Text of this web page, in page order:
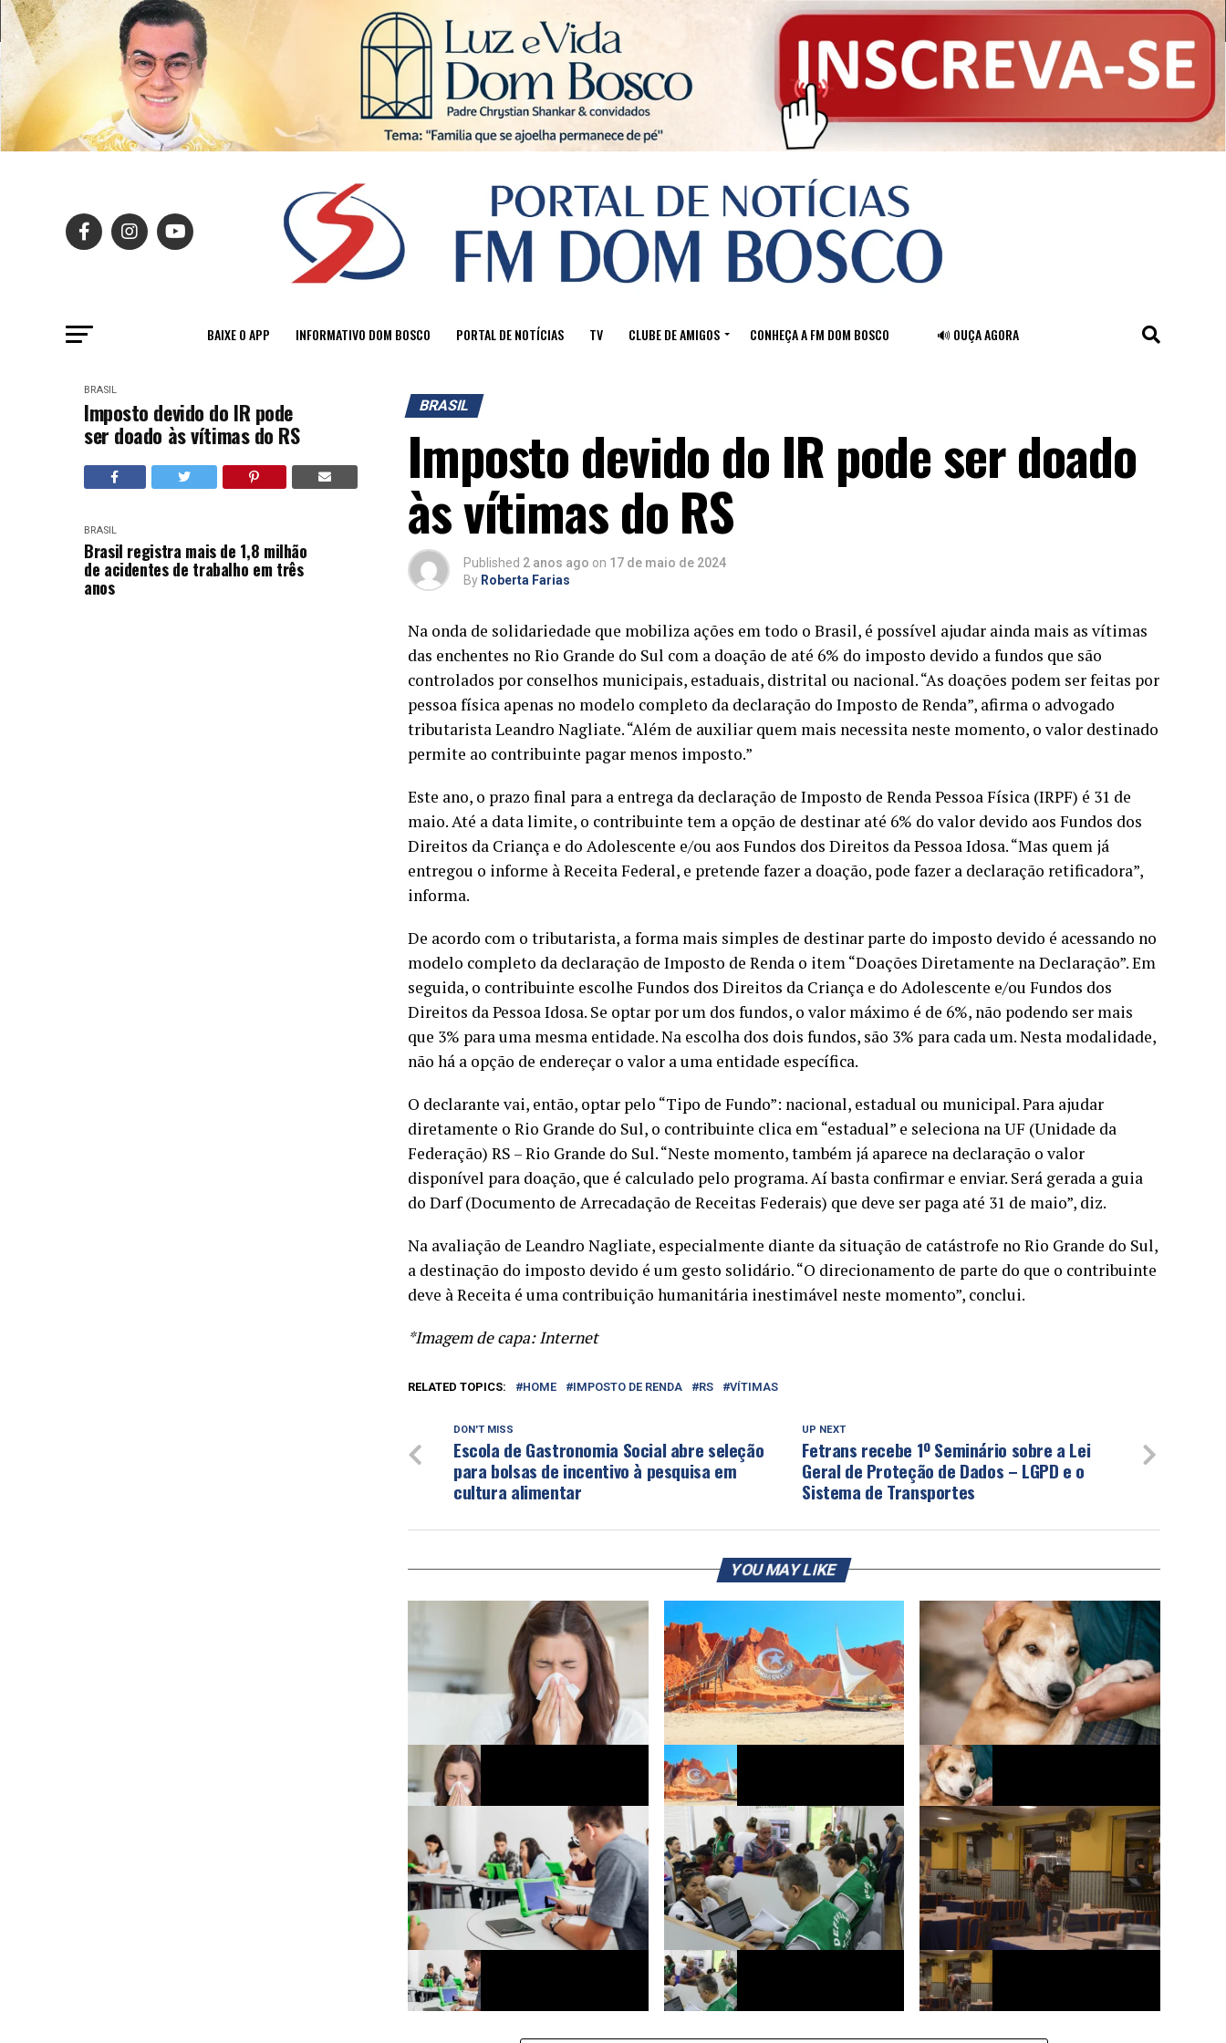
BAIXE O APP INFORMATIVO DOM BOSCO PORTAL DE NOTÍCIAS TV CLUBE DE AMIGOS CONHEÇA A FM DOM BOSCO 🔊 OUÇA AGORA
BRASIL
Imposto devido do IR pode
ser doado às vítimas do RS
BRASIL
Brasil registra mais de 1,8 milhão
de acidentes de trabalho em três
anos
BRASIL
Imposto devido do IR pode ser doado
às vítimas do RS
Published 2 anos ago on 17 de maio de 2024
By Roberta Farias
Na onda de solidariedade que mobiliza ações em todo o Brasil, é possível ajudar ainda mais as vítimas
das enchentes no Rio Grande do Sul com a doação de até 6% do imposto devido a fundos que são
controlados por conselhos municipais, estaduais, distrital ou nacional. “As doações podem ser feitas por
pessoa física apenas no modelo completo da declaração do Imposto de Renda”, afirma o advogado
tributarista Leandro Nagliate. “Além de auxiliar quem mais necessita neste momento, o valor destinado
permite ao contribuinte pagar menos imposto.”
Este ano, o prazo final para a entrega da declaração de Imposto de Renda Pessoa Física (IRPF) é 31 de
maio. Até a data limite, o contribuinte tem a opção de destinar até 6% do valor devido aos Fundos dos
Direitos da Criança e do Adolescente e/ou aos Fundos dos Direitos da Pessoa Idosa. “Mas quem já
entregou o informe à Receita Federal, e pretende fazer a doação, pode fazer a declaração retificadora”,
informa.
De acordo com o tributarista, a forma mais simples de destinar parte do imposto devido é acessando no
modelo completo da declaração de Imposto de Renda o item “Doações Diretamente na Declaração”. Em
seguida, o contribuinte escolhe Fundos dos Direitos da Criança e do Adolescente e/ou Fundos dos
Direitos da Pessoa Idosa. Se optar por um dos fundos, o valor máximo é de 6%, não podendo ser mais
que 3% para uma mesma entidade. Na escolha dos dois fundos, são 3% para cada um. Nesta modalidade,
não há a opção de endereçar o valor a uma entidade específica.
O declarante vai, então, optar pelo “Tipo de Fundo”: nacional, estadual ou municipal. Para ajudar
diretamente o Rio Grande do Sul, o contribuinte clica em “estadual” e seleciona na UF (Unidade da
Federação) RS – Rio Grande do Sul. “Neste momento, também já aparece na declaração o valor
disponível para doação, que é calculado pelo programa. Aí basta confirmar e enviar. Será gerada a guia
do Darf (Documento de Arrecadação de Receitas Federais) que deve ser paga até 31 de maio”, diz.
Na avaliação de Leandro Nagliate, especialmente diante da situação de catástrofe no Rio Grande do Sul,
a destinação do imposto devido é um gesto solidário. “O direcionamento de parte do que o contribuinte
deve à Receita é uma contribuição humanitária inestimável neste momento”, conclui.
*Imagem de capa: Internet
RELATED TOPICS: HOME IMPOSTO DE RENDA RS VÍTIMAS
UP NEXT
Fetrans recebe 1º Seminário sobre a Lei
Geral de Proteção de Dados – LGPD e o
Sistema de Transportes
DON'T MISS
Escola de Gastronomia Social abre seleção
para bolsas de incentivo à pesquisa em
cultura alimentar
YOU MAY LIKE
Saiba como proteger as vias
respiratórias no período de ventos
fortes no Ceará
Canoa Quebrada recebe terceira edição
de festival durante agosto
Quarta edição da Parada Pet ocorre
neste sábado no bairro Itaperi
Sair da versão mobile